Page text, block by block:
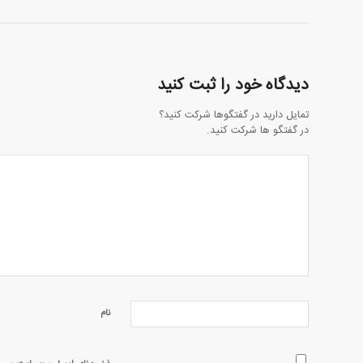
دیدگاه خود را ثبت کنید
تمایل دارید در گفتگوها شرکت کنید؟
در گفتگو ها شرکت کنید.
نام